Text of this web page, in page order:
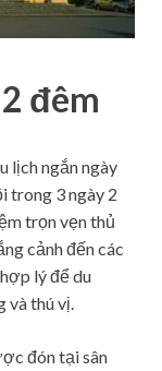
đêm
lịch ngắn ngày
trong 3 ngày 2
trọn vẹn thủ
cảnh đến các
lý để du
và thú vị.
đón tại sân